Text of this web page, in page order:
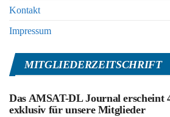
Kontakt
Impressum
MITGLIEDERZEITSCHRIFT
Das AMSAT-DL Journal erscheint
exklusiv für unsere Mitglieder